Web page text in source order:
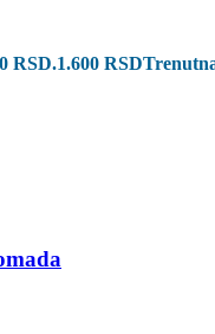
RSD.1.600 RSD